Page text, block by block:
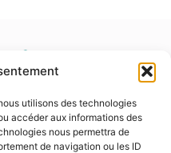
utilisons des technologies
accéder aux informations des
nous permettra de
de navigation ou les ID